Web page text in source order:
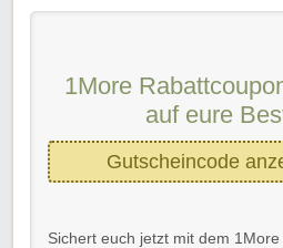
Rabatt-Coupon 🐼 wünscht euch
1More
auf eure
Gutscheincode
Sichert euch jetzt mit dem